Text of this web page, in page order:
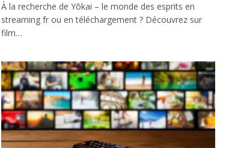
À la recherche de Yōkai – le monde des esprits en
streaming fr ou en téléchargement ? Découvrez sur
film…